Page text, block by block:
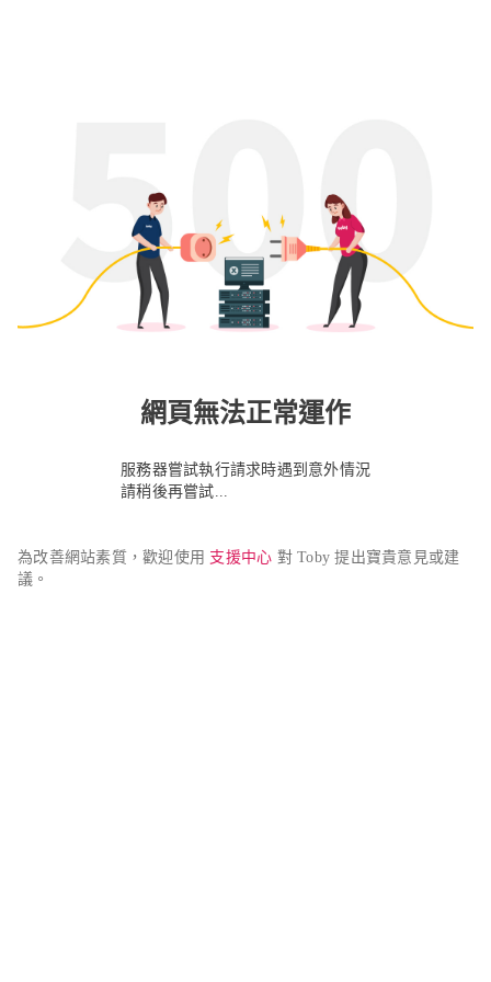
網頁無法正常運作
服務器嘗試執行請求時遇到意外情況
請稍後再嘗試...
為改善網站素質，歡迎使用 支援中心 對 Toby 提出寶貴意見或建
議。